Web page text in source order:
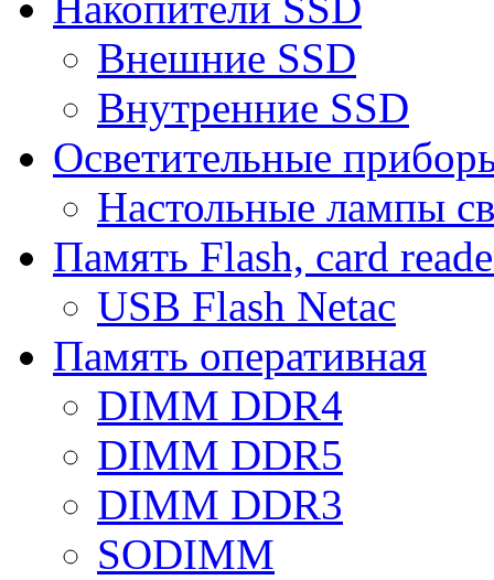
Внешние SSD
Внутренние SSD
Осветительные
Настольные лампы
Память Flash, card
USB Flash Netac
Память оперативная
DIMM DDR4
DIMM DDR5
DIMM DDR3
SODIMM